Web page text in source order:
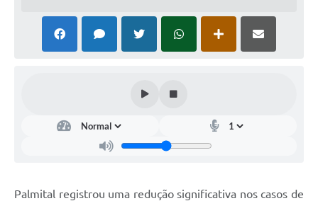
Palmital registrou uma redução significativa nos casos de